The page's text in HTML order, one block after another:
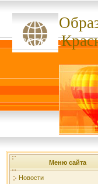
ссссссс
Меню сайта
Новости